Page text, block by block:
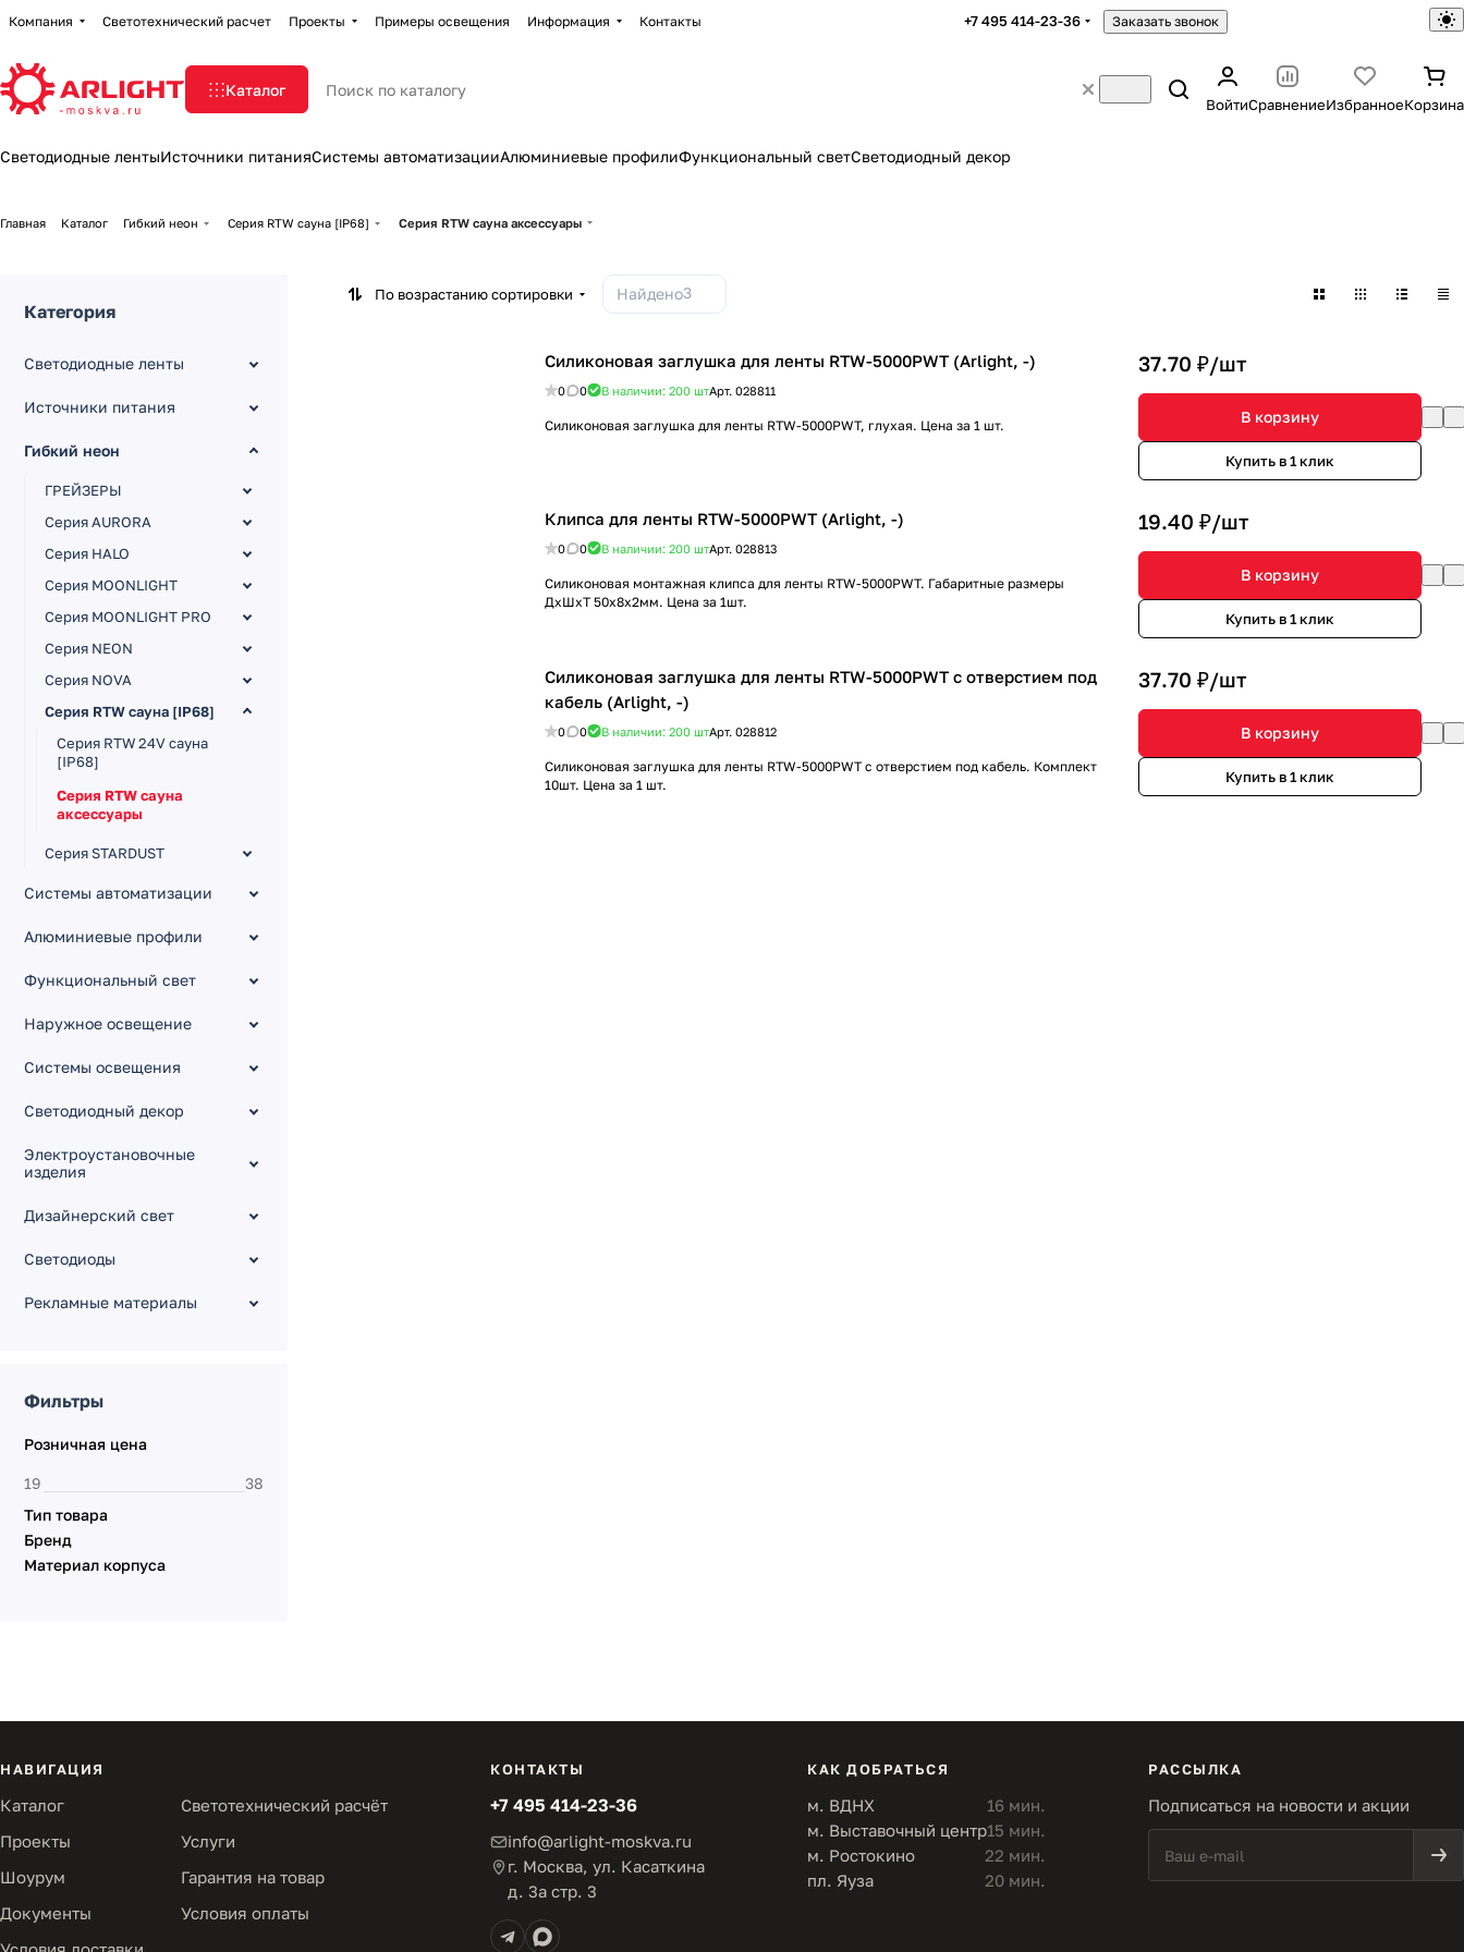
Компания Светотехнический расчет Проекты Примеры освещения Информация Контакты +7 495 414-23-36 Заказать звонок
Каталог
ВойтиСравнениеИзбранноеКорзина
Светодиодные лентыИсточники питанияСистемы автоматизацииАлюминиевые профилиФункциональный светСветодиодный декор
Главная Каталог Гибкий неон Серия RTW сауна [IP68] Серия RTW сауна аксессуары
По возрастанию сортировки Найдено3
Силиконовая заглушка для ленты RTW-5000PWT (Arlight, -)
0 0 В наличии: 200 штАрт. 028811
Силиконовая заглушка для ленты RTW-5000PWT, глухая. Цена за 1 шт.
37.70 ₽/шт
В корзину
Купить в 1 клик
Клипса для ленты RTW-5000PWT (Arlight, -)
0 0 В наличии: 200 штАрт. 028813
Силиконовая монтажная клипса для ленты RTW-5000PWT. Габаритные размеры
ДхШхТ 50х8х2мм. Цена за 1шт.
19.40 ₽/шт
В корзину
Купить в 1 клик
Силиконовая заглушка для ленты RTW-5000PWT с отверстием под
кабель (Arlight, -)
0 0 В наличии: 200 штАрт. 028812
Силиконовая заглушка для ленты RTW-5000PWT с отверстием под кабель. Комплект
10шт. Цена за 1 шт.
37.70 ₽/шт
В корзину
Купить в 1 клик
Категория
Светодиодные ленты
Источники питания
Гибкий неон
ГРЕЙЗЕРЫ
Серия AURORA
Серия HALO
Серия MOONLIGHT
Серия MOONLIGHT PRO
Серия NEON
Серия NOVA
Серия RTW сауна [IP68]
Серия RTW 24V сауна
[IP68]
Серия RTW сауна
аксессуары
Серия STARDUST
Системы автоматизации
Алюминиевые профили
Функциональный свет
Наружное освещение
Системы освещения
Светодиодный декор
Электроустановочные
изделия
Дизайнерский свет
Светодиоды
Рекламные материалы
Фильтры
Розничная цена
Тип товара
Бренд
Материал корпуса
НАВИГАЦИЯ
Каталог
Светотехнический расчёт
Проекты
Услуги
Шоурум
Гарантия на товар
Документы
Условия оплаты
КОНТАКТЫ
+7 495 414-23-36
info@arlight-moskva.ru
г. Москва, ул. Касаткина
д. 3а стр. 3
КАК ДОБРАТЬСЯ
м. ВДНХ
16 мин.
м. Выставочный центр15 мин.
м. Ростокино
22 мин.
пл. Яуза
20 мин.
РАССЫЛКА
Подписаться на новости и акции